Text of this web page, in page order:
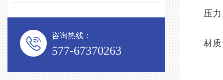
咨询热线：
577-67370263
压
材